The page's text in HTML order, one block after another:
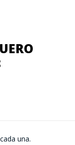
cada una.